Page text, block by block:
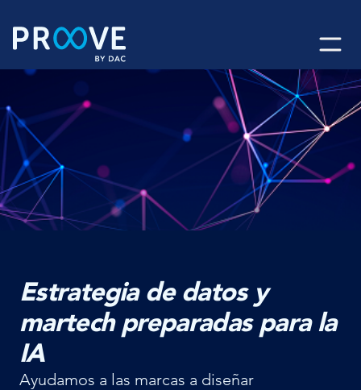
content
Estrategia de datos y
martech preparadas para la
IA
Ayudamos a las marcas a diseñar